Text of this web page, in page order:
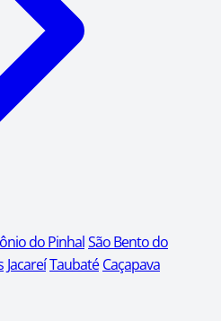
do PinhalSão Bento do
JacareíTaubaté Caçapava